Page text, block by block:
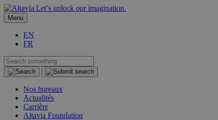
Let’s unlock our imagination.
Menu
EN
FR
Nos bureaux
Actualités
Carrière
Altavia Foundation